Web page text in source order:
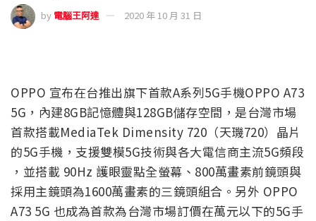
by 電腦王阿達 2020 年 10 月 31 日
OPPO 宣布在台推出旗下首款A系列5G手機OPPO A73
5G，內建8GB記憶體與128GB儲存空間，是台灣市場
首款搭載MediaTek Dimensity 720（天璣720）晶片
的5G手機，支援雙模5G技術與各大電信商主流5G頻段
，並搭載 90Hz 護眼靈點全螢幕、800萬畫素前鏡頭與
採用主鏡頭為1600萬畫素的三鏡頭組合。另外 OPPO
A73 5G 也成為首款為台灣市場訂價在萬元以下的5G手